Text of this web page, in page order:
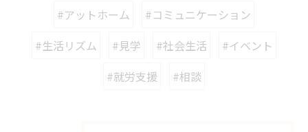
#アットホーム
#コミュニケーション
#生活リズム
#見学 #社会生活
#イベント
#就労支援
#相談